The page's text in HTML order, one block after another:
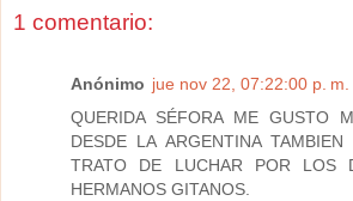
1 comentario:
Anónimo jue nov 22, 07:22:00 p. m.
QUERIDA SÉFORA ME GUSTO
DESDE LA ARGENTINA
TRATO DE LUCHAR POR LOS
HERMANOS GITANOS.